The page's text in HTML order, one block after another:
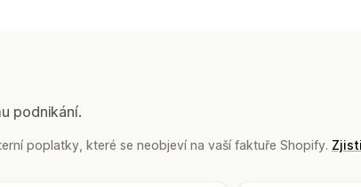
Sledování vrácení E-
podnikání.
poplatky, které se neobjeví na vaší faktuře Shopify.